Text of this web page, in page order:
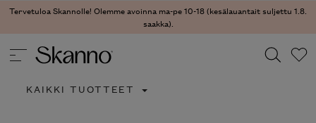
Tervetuloa Skannolle! Olemme avoinna ma-pe 10-18 (kesälauantait suljettu 1.8.
saakka).
KAIKKI TUOTTEET